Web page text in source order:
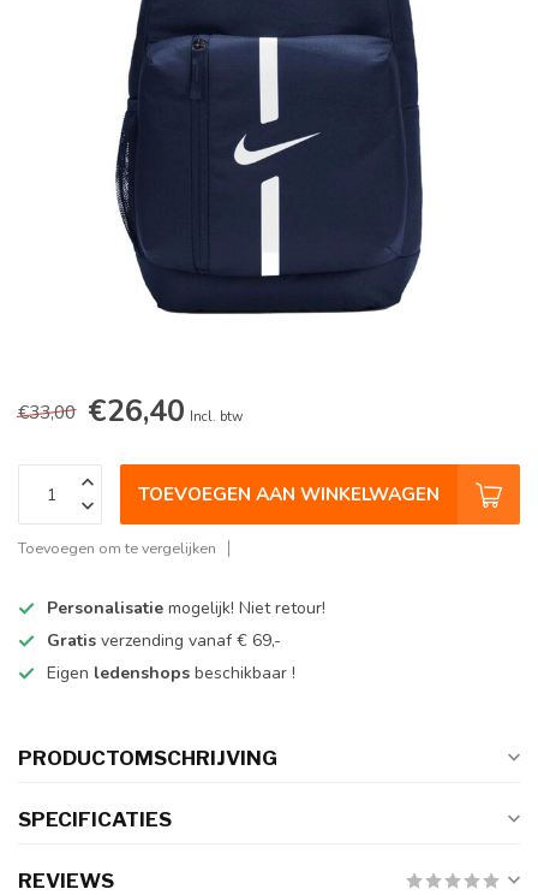
€33,00 €26,40 Incl. btw
TOEVOEGEN AAN WINKELWAGEN
Toevoegen om te vergelijken
Personalisatie mogelijk! Niet retour!
Gratis verzending vanaf € 69,-
Eigen ledenshops beschikbaar !
PRODUCTOMSCHRIJVING
SPECIFICATIES
REVIEWS